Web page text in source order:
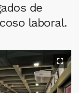
de
laboral.